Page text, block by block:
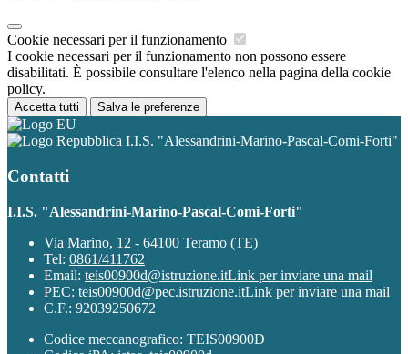
Cookie necessari per il funzionamento
I cookie necessari per il funzionamento non possono essere
disabilitati. È possibile consultare l'elenco nella pagina della cookie
policy.
Accetta tutti Salva le preferenze
I.I.S. "Alessandrini-Marino-Pascal-Comi-Forti"
Contatti
I.I.S. "Alessandrini-Marino-Pascal-Comi-Forti"
Via Marino, 12 - 64100 Teramo (TE)
Tel: 0861/411762
Email: teis00900d@istruzione.itLink per inviare una mail
PEC: teis00900d@pec.istruzione.itLink per inviare una mail
C.F.: 92039250672
Codice meccanografico: TEIS00900D